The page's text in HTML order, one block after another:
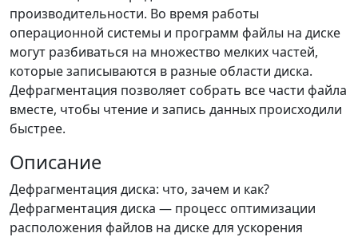
производительности. Во время работы
операционной системы и программ файлы на диске
могут разбиваться на множество мелких частей,
которые записываются в разные области диска.
Дефрагментация позволяет собрать все части файла
вместе, чтобы чтение и запись данных происходили
быстрее.
Описание
Дефрагментация диска: что, зачем и как?
Дефрагментация диска — процесс оптимизации
расположения файлов на диске для ускорения